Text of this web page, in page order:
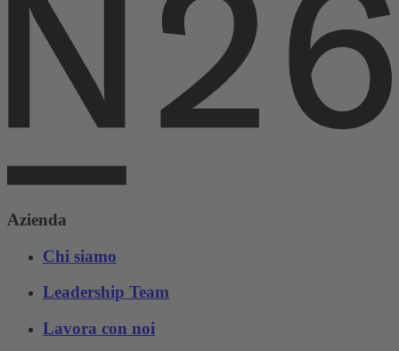
Azienda
Chi siamo
Leadership Team
Lavora con noi